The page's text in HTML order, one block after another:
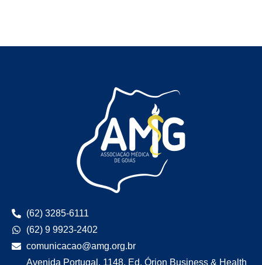
(62) 3285-6111
(62) 9 9923-2402
comunicacao@amg.org.br
Avenida Portugal, 1148, Ed. Órion Business & Health